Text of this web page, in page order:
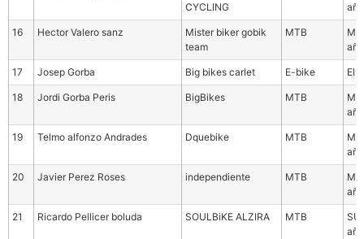
CYCLING
16 Hector Valero sanz
Mister biker gobik
team
MTB
17 Josep Gorba Big bikes carlet E-bike
18 Jordi Gorba Peris BigBikes MTB
19 Telmo alfonzo Andrades Dquebike MTB
20 Javier Perez Roses independiente MTB
21 Ricardo Pellicer boluda SOULBiKE ALZIRA MTB